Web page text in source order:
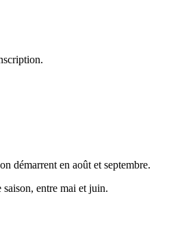
démarrent en août et septembre.
entre mai et juin.